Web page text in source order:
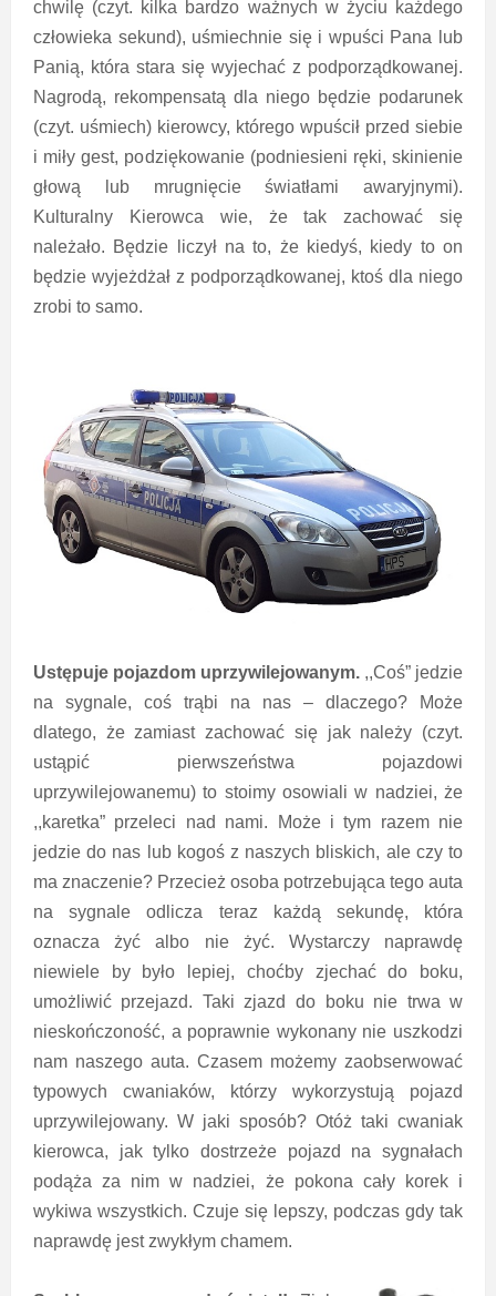
chwilę (czyt. kilka bardzo ważnych w życiu każdego
człowieka sekund), uśmiechnie się i wpuści Pana lub
Panią, która stara się wyjechać z podporządkowanej.
Nagrodą, rekompensatą dla niego będzie podarunek
(czyt. uśmiech) kierowcy, którego wpuścił przed siebie
i miły gest, podziękowanie (podniesieni ręki, skinienie
głową lub mrugnięcie światłami awaryjnymi).
Kulturalny Kierowca wie, że tak zachować się
należało. Będzie liczył na to, że kiedyś, kiedy to on
będzie wyjeżdżał z podporządkowanej, ktoś dla niego
zrobi to samo.
Ustępuje pojazdom uprzywilejowanym. ,,Coś” jedzie
na sygnale, coś trąbi na nas – dlaczego? Może
dlatego, że zamiast zachować się jak należy (czyt.
ustąpić pierwszeństwa pojazdowi
uprzywilejowanemu) to stoimy osowiali w nadziei, że
,,karetka” przeleci nad nami. Może i tym razem nie
jedzie do nas lub kogoś z naszych bliskich, ale czy to
ma znaczenie? Przecież osoba potrzebująca tego auta
na sygnale odlicza teraz każdą sekundę, która
oznacza żyć albo nie żyć. Wystarczy naprawdę
niewiele by było lepiej, choćby zjechać do boku,
umożliwić przejazd. Taki zjazd do boku nie trwa w
nieskończoność, a poprawnie wykonany nie uszkodzi
nam naszego auta. Czasem możemy zaobserwować
typowych cwaniaków, którzy wykorzystują pojazd
uprzywilejowany. W jaki sposób? Otóż taki cwaniak
kierowca, jak tylko dostrzeże pojazd na sygnałach
podąża za nim w nadziei, że pokona cały korek i
wykiwa wszystkich. Czuje się lepszy, podczas gdy tak
naprawdę jest zwykłym chamem.